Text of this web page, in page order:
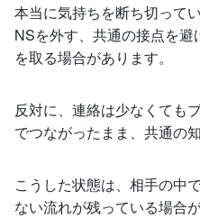
本当に気持ちを断ち切って
NSを外す、共通の接点を
を取る場合があります。
反対に、連絡は少なくても
でつながったまま、共通の
こうした状態は、相手の中
ない流れが残っている場合が